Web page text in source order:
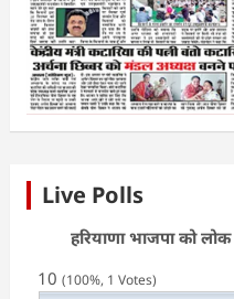
Live Polls
हरियाणा भाजपा को
10(100%, 1 Votes)